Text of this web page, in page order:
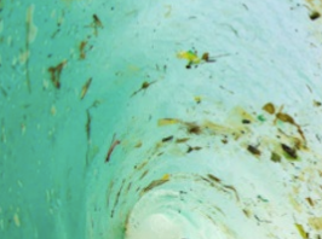
aponta
08
trechos
impróprios